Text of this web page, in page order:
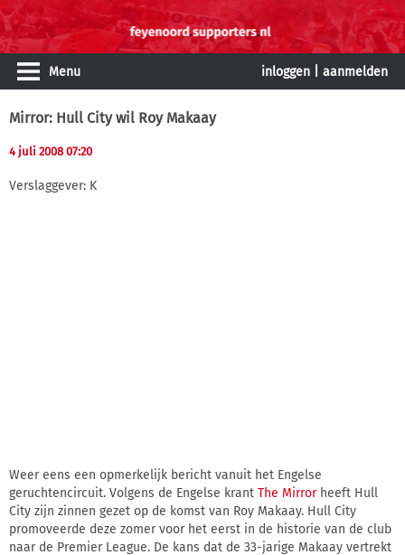
Menu inloggen aanmelden
Mirror: Hull City wil Roy Makaay
4 juli 2008 07:20
Verslaggever: K
Weer eens een opmerkelijk bericht vanuit het Engelse
geruchtencircuit. Volgens de Engelse krant The Mirrorheeft Hull
City zijn zinnen gezet op de komst van Roy Makaay. Hull City
promoveerde deze zomer voor het eerst in de historie van de club
naar de Premier League. De kans dat de 33-jarige Makaay vertrekt